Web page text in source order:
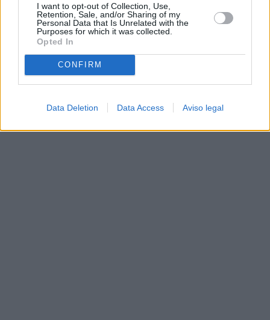
I want to opt-out of Collection, Use,
Retention, Sale, and/or Sharing of my
Personal Data that Is Unrelated with the
Purposes for which it was collected.
Opted In
CONFIRM
Data Deletion Data Access Aviso legal